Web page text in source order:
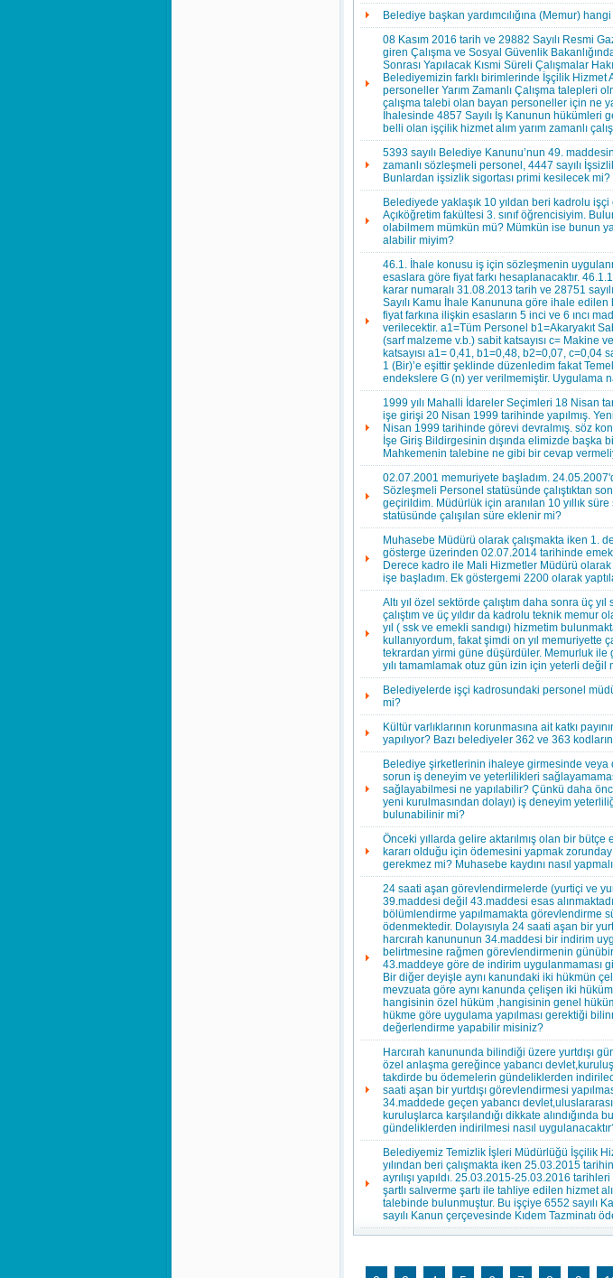
Belediye başkan yardımcılığına (Memur)
08 Kasım 2016 tarih ve 29882 Sayılı Resmi
giren Çalışma ve Sosyal Güvenlik
Sonrası Yapılacak Kısmi Süreli Çalışmalar
Belediyemizin farklı birimlerinde İşçilik Hizmet
personeller Yarım Zamanlı Çalışma talepleri
çalışma talebi olan bayan personeller için ne
İhalesinde 4857 Sayılı İş Kanunun hükümleri
belli olan işçilik hizmet alım yarım zamanlı
5393 sayılı Belediye Kanunu’nun 49.
zamanlı sözleşmeli personel, 4447 sayılı
Bunlardan işsizlik sigortası primi kesilecek mi?
Belediyede yaklaşık 10 yıldan beri kadrolu işçi
Açıköğretim fakültesi 3. sınıf öğrencisiyim.
olabilmem mümkün mü? Mümkün ise bunun
alabilir miyim?
46.1. İhale konusu iş için sözleşmenin
esaslara göre fiyat farkı hesaplanacaktır.
karar numaralı 31.08.2013 tarih ve 28751
Sayılı Kamu İhale Kanununa göre ihale edilen
fiyat farkına ilişkin esasların 5 inci ve 6 ıncı
verilecektir. a1=Tüm Personel b1=Akaryakıt
(sarf malzeme v.b.) sabit katsayısı c= Makine
katsayısı a1= 0,41, b1=0,48, b2=0,07, c=0,04
1 (Bir)’e eşittir şeklinde düzenledim fakat
endekslere G (n) yer verilmemiştir. Uygulama
1999 yılı Mahalli İdareler Seçimleri 18 Nisan
işe girişi 20 Nisan 1999 tarihinde yapılmış.
Nisan 1999 tarihinde görevi devralmış. söz
İşe Giriş Bildirgesinin dışında elimizde başka
Mahkemenin talebine ne gibi bir cevap
02.07.2001 memuriyete başladım.
Sözleşmeli Personel statüsünde çalıştıktan
geçirildim. Müdürlük için aranılan 10 yıllık
statüsünde çalışılan süre eklenir mi?
Muhasebe Müdürü olarak çalışmakta iken 1.
gösterge üzerinden 02.07.2014 tarihinde
Derece kadro ile Mali Hizmetler Müdürü
işe başladım. Ek göstergemi 2200 olarak
Altı yıl özel sektörde çalıştım daha sonra üç
çalıştım ve üç yıldır da kadrolu teknik memur
yıl ( ssk ve emekli sandıgı) hizmetim
kullanıyordum, fakat şimdi on yıl memuriyette
tekrardan yirmi güne düşürdüler. Memurluk
yılı tamamlamak otuz gün izin için yeterli değil
Belediyelerde işçi kadrosundaki personel
mi?
Kültür varlıklarının korunmasına ait katkı
yapılıyor? Bazı belediyeler 362 ve 363
Belediye şirketlerinin ihaleye girmesinde veya
sorun iş deneyim ve yeterlilikleri
sağlayabilmesi ne yapılabilir? Çünkü daha
yeni kurulmasından dolayı) iş deneyim
bulunabilinir mi?
Önceki yıllarda gelire aktarılmış olan bir
kararı olduğu için ödemesini yapmak
gerekmez mi? Muhasebe kaydını nasıl
24 saati aşan görevlendirmelerde (yurtiçi ve
39.maddesi değil 43.maddesi esas
bölümlendirme yapılmamakta görevlendirme
ödenmektedir. Dolayısıyla 24 saati aşan bir
harcırah kanununun 34.maddesi bir indirim
belirtmesine rağmen görevlendirmenin
43.maddeye göre de indirim uygulanmaması
Bir diğer deyişle aynı kanundaki iki hükmün
mevzuata göre aynı kanunda çelişen iki
hangisinin özel hüküm ,hangisinin genel
hükme göre uygulama yapılması gerektiği
değerlendirme yapabilir misiniz?
Harcırah kanununda bilindiği üzere yurtdışı
özel anlaşma gereğince yabancı devlet,kuruluş
takdirde bu ödemelerin gündeliklerden
saati aşan bir yurtdışı görevlendirmesi
34.maddede geçen yabancı
kuruluşlarca karşılandığı dikkate alındığında
gündeliklerden indirilmesi nasıl
Belediyemiz Temizlik İşleri Müdürlüğü İşçilik
yılından beri çalışmakta iken 25.03.2015
ayrılışı yapıldı. 25.03.2015-25.03.2016
şartlı salıverme şartı ile tahliye edilen hizmet
talebinde bulunmuştur. Bu işçiye 6552 sayılı
sayılı Kanun çerçevesinde Kıdem Tazminatı